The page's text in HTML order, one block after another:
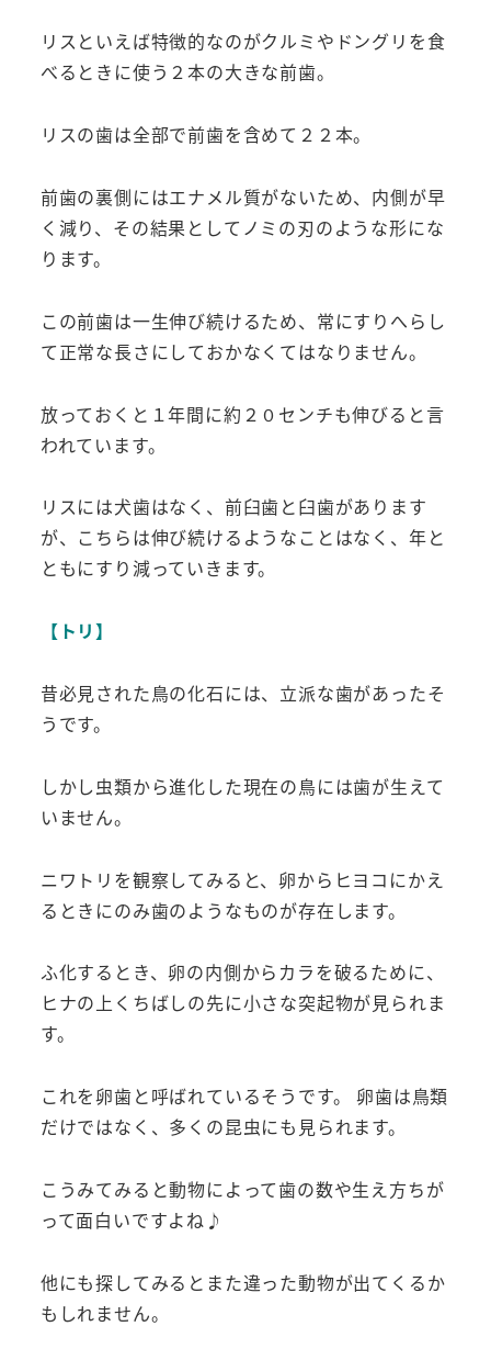
リスといえば特徴的なのがクルミやドングリを食
べるときに使う２本の大きな前歯。
リスの歯は全部で前歯を含めて２２本。
前歯の裏側にはエナメル質がないため、内側が早
く減り、その結果としてノミの刃のような形にな
ります。
この前歯は一生伸び続けるため、常にすりへらし
て正常な長さにしておかなくてはなりません。
放っておくと１年間に約２０センチも伸びると言
われています。
リスには犬歯はなく、前臼歯と臼歯があります
が、こちらは伸び続けるようなことはなく、年と
ともにすり減っていきます。
【トリ】
昔必見された鳥の化石には、立派な歯があったそ
うです。
しかし虫類から進化した現在の鳥には歯が生えて
いません。
ニワトリを観察してみると、卵からヒヨコにかえ
るときにのみ歯のようなものが存在します。
ふ化するとき、卵の内側からカラを破るために、
ヒナの上くちばしの先に小さな突起物が見られま
す。
これを卵歯と呼ばれているそうです。 卵歯は鳥類
だけではなく、多くの昆虫にも見られます。
こうみてみると動物によって歯の数や生え方ちが
って面白いですよね♪
他にも探してみるとまた違った動物が出てくるか
もしれません。